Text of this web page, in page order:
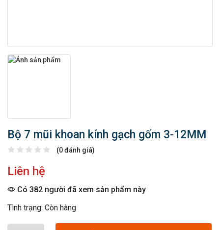
Bộ 7 mũi khoan kính gạch gốm 3-12MM
(0 đánh giá)
Liên hệ
Có 382 người đã xem sản phẩm này
Tình trạng: Còn hàng